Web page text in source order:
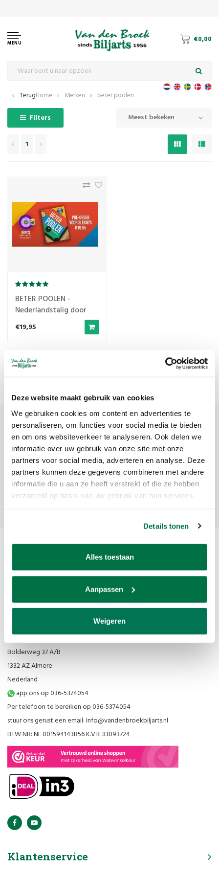
Deze website maakt gebruik van cookies
We gebruiken cookies om content en advertenties te
personaliseren, om functies voor social media te bieden
en om ons websiteverkeer te analyseren. Ook delen we
informatie over uw gebruik van onze site met onze
partners voor social media, adverteren en analyse. Deze
partners kunnen deze gegevens combineren met andere
informatie die u aan ze heeft verstrekt of die ze hebben
verzameld op basis van uw gebruik van hun services.
Details tonen
Alles toestaan
Aanpassen
Weigeren
MENU €0,00
TerugHome Merken beter poolen
Filters Meest bekeken
1
BETER POOLEN -
Nederlandstalig door
Willem La Rivièrre
€19,95
Meest bekeken 1
Meld je aan voor onze nieuwsbrief
Ontvang de laatste updates, nieuws en aanbiedingen via email
Abonneer
Van den Broek Biljarts staat voor kwaliteit, vakmanschap en service.
Bolderweg 37 A/B
1332 AZ Almere
Nederland
app ons op 036-5374054
Per telefoon te bereiken op 036-5374054
stuur ons gerust een email:Info@vandenbroekbiljarts.nl
BTW NR: NL 001594143B56 K.V.K 33093724
Klantenservice